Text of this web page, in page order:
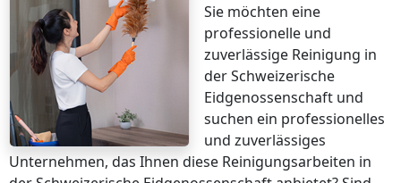
Sie möchten eine
professionelle und
zuverlässige Reinigung in
der Schweizerische
Eidgenossenschaft und
suchen ein professionelles
und zuverlässiges
Unternehmen, das Ihnen diese Reinigungsarbeiten in